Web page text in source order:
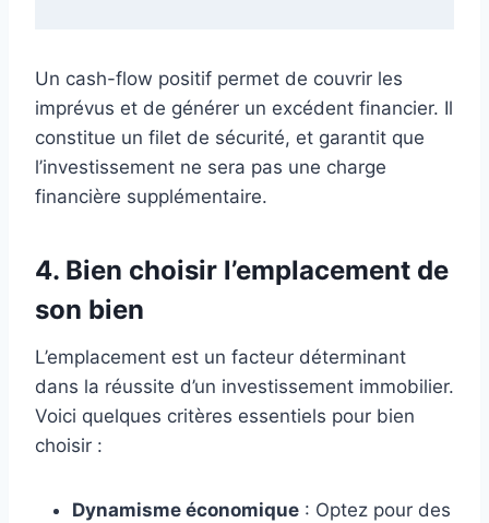
Un cash-flow positif permet de couvrir les
imprévus et de générer un excédent financier. Il
constitue un filet de sécurité, et garantit que
l’investissement ne sera pas une charge
financière supplémentaire.
4. Bien choisir l’emplacement de
son bien
L’emplacement est un facteur déterminant
dans la réussite d’un investissement immobilier.
Voici quelques critères essentiels pour bien
choisir :
Dynamisme économique : Optez pour des